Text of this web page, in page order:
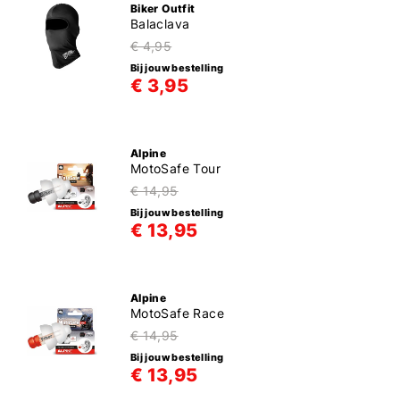
Biker Outfit
Balaclava
€ 4,95
Bij jouw bestelling
€ 3,95
Alpine
MotoSafe Tour
€ 14,95
Bij jouw bestelling
€ 13,95
Alpine
MotoSafe Race
€ 14,95
Bij jouw bestelling
€ 13,95